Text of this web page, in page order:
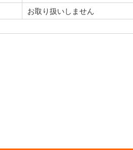
お取り扱いしません